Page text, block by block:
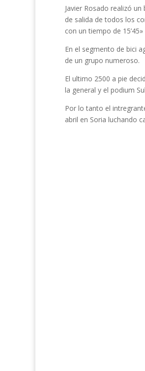
Javier Rosado realizó
de salida de todos los
con un tiempo de
En el segmento de bici
de un grupo numeroso.
El ultimo 2500 a pie
la general y el podium
Por lo tanto el
abril en Soria luchando